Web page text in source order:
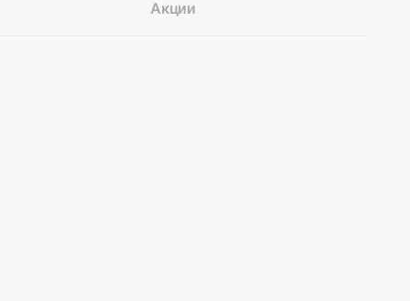
Акции